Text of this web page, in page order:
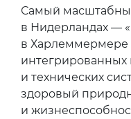
Самый
в Нидерландах —
в Харлеммермере
и технических
здоровый
и